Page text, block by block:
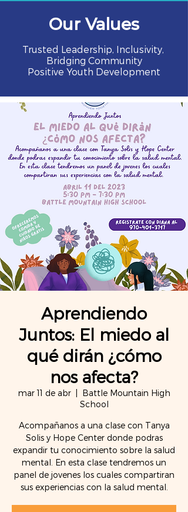
Our Values
Trusted Leadership, Inclusivity,
Bridging Community
Positive Youth Development
Aprendiendo
Juntos: El miedo al
qué dirán ¿cómo
nos afecta?
mar 11 de abr
  |
Battle Mountain High
School
Acompañanos a una clase con Tanya
Solis y Hope Center donde podras
expandir tu conocimiento sobre la salud
mental. En esta clase tendremos un
panel de jovenes los cuales compartiran
sus experiencias con la salud mental.